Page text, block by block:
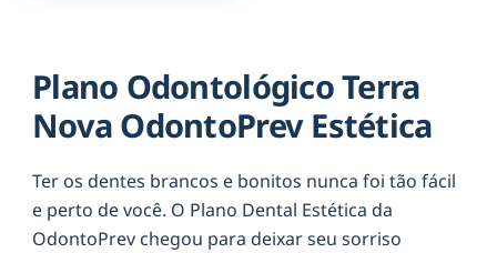
Plano Odontológico Terra
Nova OdontoPrev Estética
Ter os dentes brancos e bonitos nunca foi tão fácil
e perto de você. O Plano Dental Estética da
OdontoPrev chegou para deixar seu sorriso